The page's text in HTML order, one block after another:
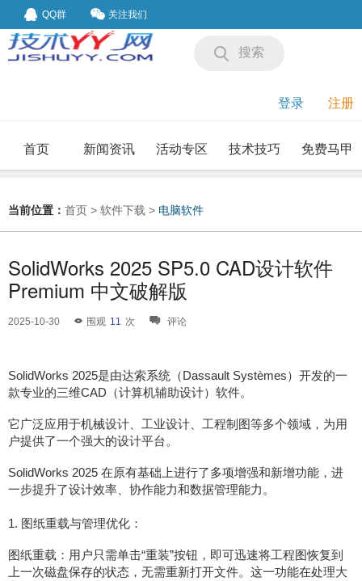
QQ群 关注我们
搜索
登录 注册
首页 新闻资讯 活动专区 技术技巧 免费马甲
当前位置： 首页 > 软件下载 > 电脑软件
SolidWorks 2025 SP5.0 CAD设计软件
Premium 中文破解版
2025-10-30 围观 11 次 评论
SolidWorks 2025是由达索系统（Dassault Systèmes）开发的一
款专业的三维CAD（计算机辅助设计）软件。
它广泛应用于机械设计、工业设计、工程制图等多个领域，为用
户提供了一个强大的设计平台。
SolidWorks 2025 在原有基础上进行了多项增强和新增功能，进
一步提升了设计效率、协作能力和数据管理能力。
1. 图纸重载与管理优化：
图纸重载：用户只需单击“重装”按钮，即可迅速将工程图恢复到
上一次磁盘保存的状态，无需重新打开文件。这一功能在处理大